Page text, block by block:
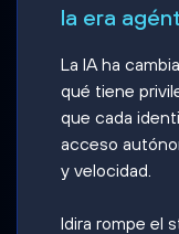
la era
La IA ha
qué tiene
que cada
acceso
y velocidad.
Idira rompe el